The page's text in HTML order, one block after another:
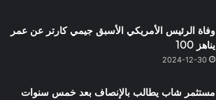
وفاة الرئيس الأمريكي الأسبق جيمي كارتر عن عمر
يناهز 100
2024-12-30
مستثمر شاب يطالب بالإنصاف بعد خمس سنوات